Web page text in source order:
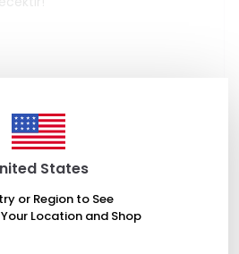
States
or Region to See
Location and Shop
SEPETE EKLE